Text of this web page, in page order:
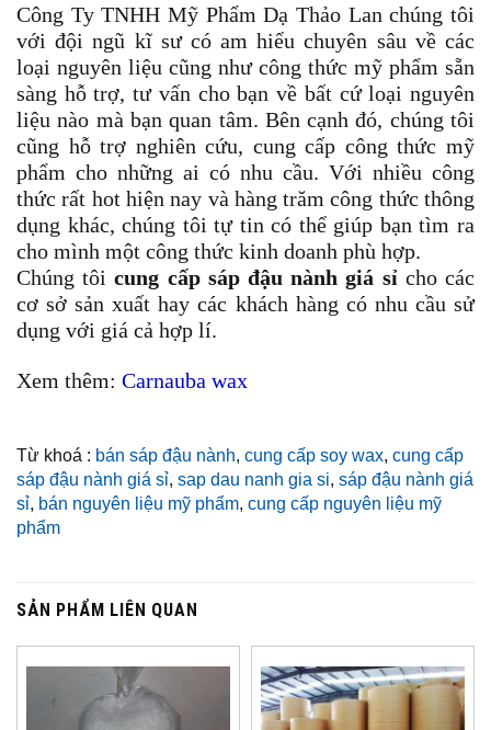
Công Ty TNHH Mỹ Phẩm Dạ Thảo Lan chúng tôi
với đội ngũ kĩ sư có am hiểu chuyên sâu về các
loại nguyên liệu cũng như công thức mỹ phẩm sẵn
sàng hỗ trợ, tư vấn cho bạn về bất cứ loại nguyên
liệu nào mà bạn quan tâm. Bên cạnh đó, chúng tôi
cũng hỗ trợ nghiên cứu, cung cấp công thức mỹ
phẩm cho những ai có nhu cầu. Với nhiều công
thức rất hot hiện nay và hàng trăm công thức thông
dụng khác, chúng tôi tự tin có thể giúp bạn tìm ra
cho mình một công thức kinh doanh phù hợp.
Chúng tôicung cấp sáp đậu nành giá sỉ cho các
cơ sở sản xuất hay các khách hàng có nhu cầu sử
dụng với giá cả hợp lí.
Xem thêm: Carnauba wax
Từ khoá : bán sáp đậu nành, cung cấp soy wax, cung cấp
sáp đậu nành giá sỉ, sap dau nanh gia si, sáp đậu nành giá
sỉ, bán nguyên liệu mỹ phẩm, cung cấp nguyên liệu mỹ
phẩm
SẢN PHẨM LIÊN QUAN